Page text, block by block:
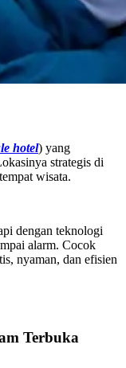
hotel) yang
strategis di
wisata.
dengan teknologi
alarm. Cocok
nyaman, dan efisien
Terbuka